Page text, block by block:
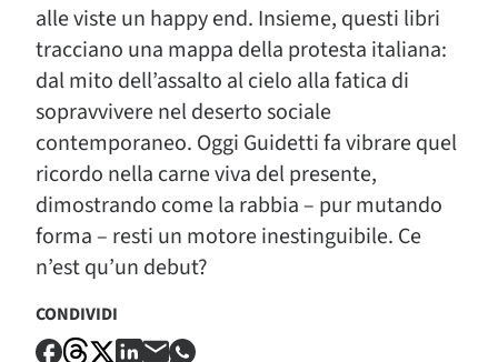
alle viste un happy end. Insieme, questi libri
tracciano una mappa della protesta italiana:
dal mito dell’assalto al cielo alla fatica di
sopravvivere nel deserto sociale
contemporaneo. Oggi Guidetti fa vibrare quel
ricordo nella carne viva del presente,
dimostrando come la rabbia – pur mutando
forma – resti un motore inestinguibile. Ce
n’est qu’un debut?
CONDIVIDI